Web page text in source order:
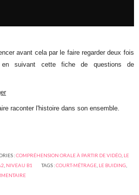
avant cela par le faire regarder deux fois
suivant cette fiche de questions de
raconter l'histoire dans son ensemble.
:COMPRÉHENSION ORALE À PARTIR DE VIDÉO, LE
NIVEAU B1 TAGS :COURT-MÉTRAGE LE BUIDING